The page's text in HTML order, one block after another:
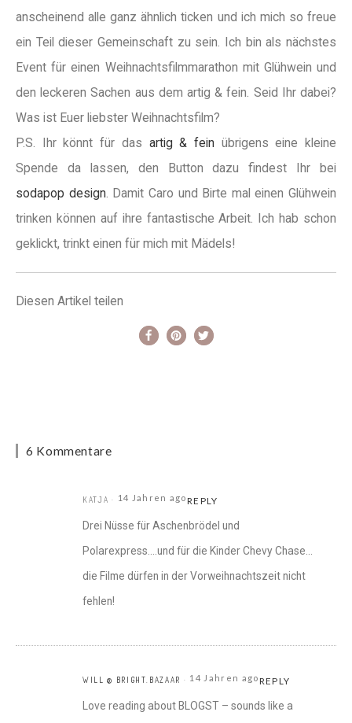
anscheinend alle ganz ähnlich ticken und ich mich so freue
ein Teil dieser Gemeinschaft zu sein. Ich bin als nächstes
Event für einen Weihnachtsfilmmarathon mit Glühwein und
den leckeren Sachen aus dem artig & fein. Seid Ihr dabei?
Was ist Euer liebster Weihnachtsfilm?
P.S. Ihr könnt für das artig & fein übrigens eine kleine
Spende da lassen, den Button dazu findest Ihr bei
sodapop design . Damit Caro und Birte mal einen Glühwein
trinken können auf ihre fantastische Arbeit. Ich hab schon
geklickt, trinkt einen für mich mit Mädels!
Diesen Artikel teilen
6 Kommentare
KATJA 14 Jahren agoREPLY
Drei Nüsse für Aschenbrödel und
Polarexpress….und für die Kinder Chevy Chase…
die Filme dürfen in der Vorweihnachtszeit nicht
fehlen!
WILL @ BRIGHT.BAZAAR 14 Jahren agoREPLY
Love reading about BLOGST – sounds like a